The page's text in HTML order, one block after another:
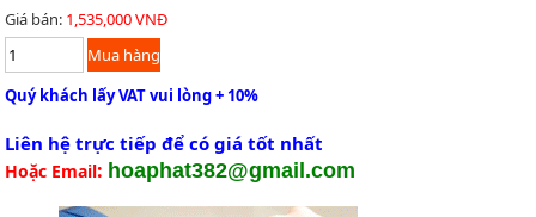
Giá bán: 1,535,000 VNĐ
Quý khách lấy VAT vui lòng + 10%
Liên hệ trực tiếp để có giá tốt nhất
Hoặc Email: hoaphat382@gmail.com